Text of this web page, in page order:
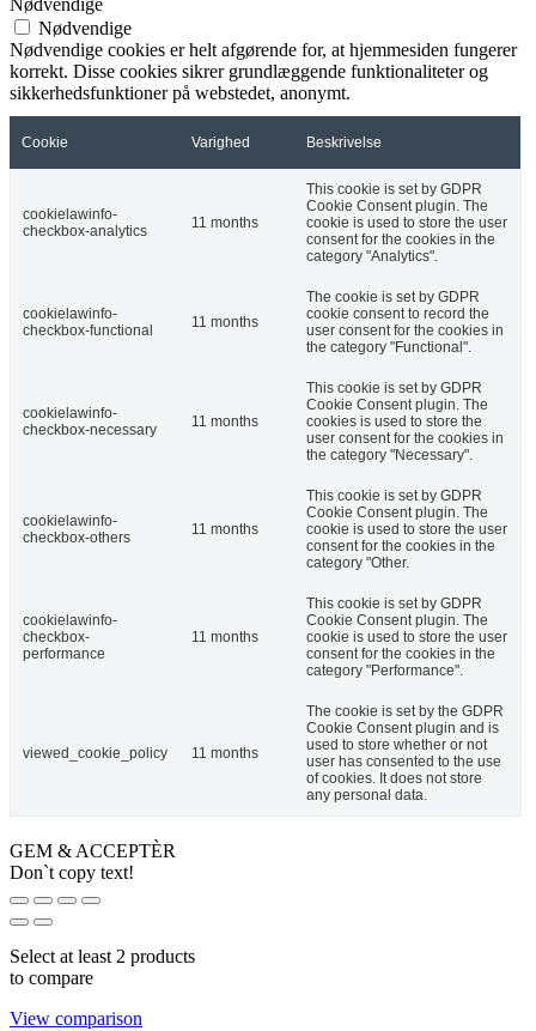
Nødvendige
Nødvendige cookies er helt afgørende for, at hjemmesiden fungerer
korrekt. Disse cookies sikrer grundlæggende funktionaliteter og
sikkerhedsfunktioner på webstedet, anonymt.
Cookie Varighed Beskrivelse
cookielawinfo-
checkbox-analytics
11 months
This cookie is set by GDPR
Cookie Consent plugin. The
cookie is used to store the user
consent for the cookies in the
category "Analytics".
cookielawinfo-
checkbox-functional
11 months
The cookie is set by GDPR
cookie consent to record the
user consent for the cookies in
the category "Functional".
cookielawinfo-
checkbox-necessary
11 months
This cookie is set by GDPR
Cookie Consent plugin. The
cookies is used to store the
user consent for the cookies in
the category "Necessary".
cookielawinfo-
checkbox-others
11 months
This cookie is set by GDPR
Cookie Consent plugin. The
cookie is used to store the user
consent for the cookies in the
category "Other.
cookielawinfo-
checkbox-
performance
11 months
This cookie is set by GDPR
Cookie Consent plugin. The
cookie is used to store the user
consent for the cookies in the
category "Performance".
viewed_cookie_policy 11 months
The cookie is set by the GDPR
Cookie Consent plugin and is
used to store whether or not
user has consented to the use
of cookies. It does not store
any personal data.
GEM & ACCEPTÈR
Don`t copy text!
Select at least 2 products
to compare
View comparison